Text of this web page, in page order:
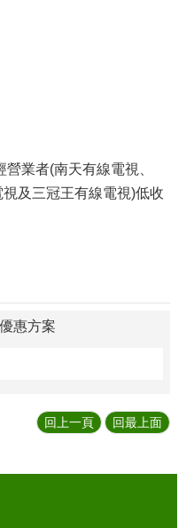
業者(南天有線電視、
及三冠王有線電視)低收
惠方案
回上一頁 回最上面